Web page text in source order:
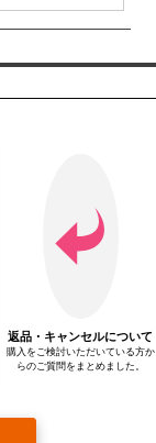
ご利用をお断りする
または本ウェブサイ
返品・キャンセルについて
購入をご検討いただいている方か
らのご質問をまとめました。